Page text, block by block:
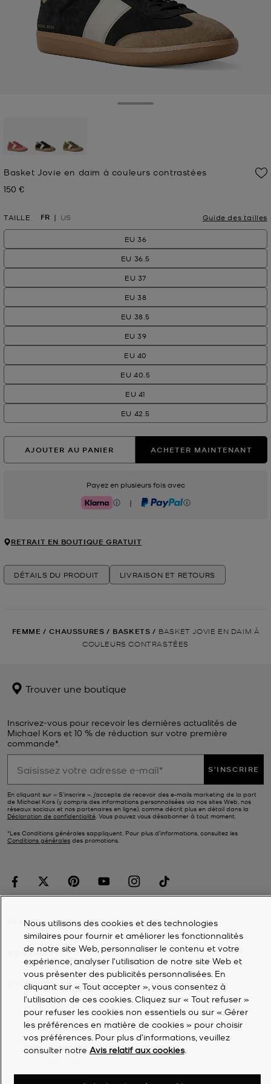
Basket Jovie en daim à couleurs contrastées
Prix actuel
150 €
TAILLE FR US Guide des tailles
EU 36
EU 36.5
EU 37
EU 38
EU 38.5
EU 39
EU 40
EU 40.5
EU 41
EU 42.5
AJOUTER AU PANIER ACHETER MAINTENANT
Payez en plusieurs fois avec
Klarna | PayPal
RETRAIT EN BOUTIQUE GRATUIT
DÉTAILS DU PRODUIT LIVRAISON ET RETOURS
FEMME / CHAUSSURES / BASKETS / BASKET JOVIE EN DAIM À
COULEURS CONTRASTÉES
Trouver une boutique
Inscrivez-vous pour recevoir les dernières actualités de
Michael Kors et 10 % de réduction sur votre première
commande*.
S'INSCRIRE
En cliquant sur « S’inscrire », j’accepte de recevoir des e-mails marketing de la part
de Michael Kors (y compris des informations personnalisées via nos sites Web, nos
réseaux sociaux et nos partenaires en ligne), comme décrit plus en détail dans la
Déclaration de confidentialité. Vous pouvez vous désabonner à tout moment.
*Les Conditions générales sappliquent. Pour plus d’informations, consultez les
Conditions générales des promotions.
SERVICE À LA CLIENTÈLE
MON COMPTE
ENTREPRISE
2026
Michael Kors
Déclaration de confidentialité
Nous utilisons des cookies et des technologies
similaires pour fournir et améliorer les fonctionnalités
de notre site Web, personnaliser le contenu et votre
expérience, analyser l'utilisation de notre site Web et
vous présenter des publicités personnalisées. En
cliquant sur « Tout accepter », vous consentez à
l’utilisation de ces cookies. Cliquez sur « Tout refuser »
pour refuser les cookies non essentiels ou sur « Gérer
les préférences en matière de cookies » pour choisir
vos préférences. Pour plus d’informations, veuillez
consulter notre Avis relatif aux cookies.